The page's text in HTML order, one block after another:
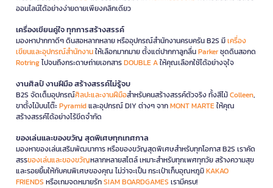
ออนไลน์ได้อย่างง่ายดายเพียงคลิกเดียว
เครื่องเขียนคู่ใจ ทุกการสร้างสรรค์
มองหาปากกาดีๆ ดินสอหลากหลาย หรืออุปกรณ์สำนักงานครบครัน B2S มีเครื่อง
เขียนและอุปกรณ์สำนักงานให้เลือกมากมาย ตั้งแต่ปากกาลูกลื่นParkerชุดดินสอกด
Rotringไปจนถึงกระดาษถ่ายเอกสารDOUBLE Aให้คุณเลือกใช้ได้อย่างจุใจ
งานศิลป์ งานฝีมือ สร้างสรรค์ไม่รู้จบ
B2S จัดเต็มอุปกรณ์ศิลปะและงานฝีมือสำหรับคนสร้างสรรค์ตัวจริง ทั้งสีไม้Colleen,
ขาตั้งไม้บนโต๊ะPyramidและอุปกรณ์ DIY ต่างๆ จากMONT MARTEให้คุณ
สร้างสรรค์ได้อย่างไร้ขีดจำกัด
ของเล่นและของขวัญ สุดพิเศษทุกเทศกาล
มองหาของเล่นเสริมพัฒนาการ หรือของขวัญสุดพิเศษสำหรับทุกโอกาส B2S เราคัด
สรรของเล่นและของขวัญหลากหลายสไตล์ เหมาะสำหรับทุกเพศทุกวัย สร้างความสุข
และรอยยิ้มให้กับคนพิเศษของคุณ ไม่ว่าจะเป็น กระเป๋าเก็บอุณหภูมิKAKAO
FRIENDS หรือเกมจดหมายรักSIAM BOARDGAMES เรามีครบ!